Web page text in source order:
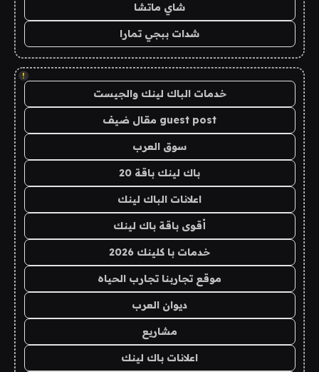
شاي ماتشا
شدات ببجي تمارا
!
خدمات الباك لينك والجيست
guest post مقال ضيف
سوق العرب
باك لينك باقة 20
اعلانات الباك لينك
أقوى باقة باك لينك
خدمات با كلينك 2026
موقع تجاربنا تجارب الحياه
ديوان العرب
مشاريع
اعلانات باك لينك